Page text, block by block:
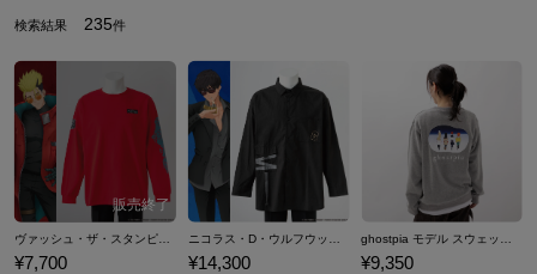
検索結果 235件
¥7,700 ¥14,300 ¥9,350